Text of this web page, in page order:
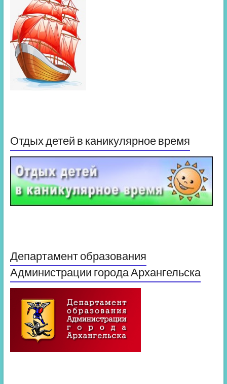
Отдых детей в каникулярное время
Департамент образования
Администрации города Архангельска